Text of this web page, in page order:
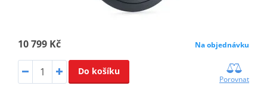
10 799 Kč Na objednávku
Do košíku
Porovnat